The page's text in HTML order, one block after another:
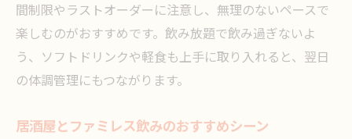
間制限やラストオーダーに注意し、無理のないペースで
楽しむのがおすすめです。飲み放題で飲み過ぎないよ
う、ソフトドリンクや軽食も上手に取り入れると、翌日
の体調管理にもつながります。
居酒屋とファミレス飲みのおすすめシーン